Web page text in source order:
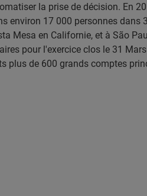
la prise de décision. En
environ 17 000 personnes dans
Mesa en Californie, et à São
pour l'exercice clos le 31
plus de 600 grands comptes